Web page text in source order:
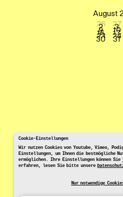
Cookie-Einstellungen
Wir nutzen Cookies von Youtube, Vimeo,
Einstellungen, um Ihnen die bestmögliche
ermöglichen. Ihre Einstellungen können Sie
erfahren, lesen Sie bitte unsere
Nur notwendige
August
26
27
2 3
9 10
16 17
23 24
30 31